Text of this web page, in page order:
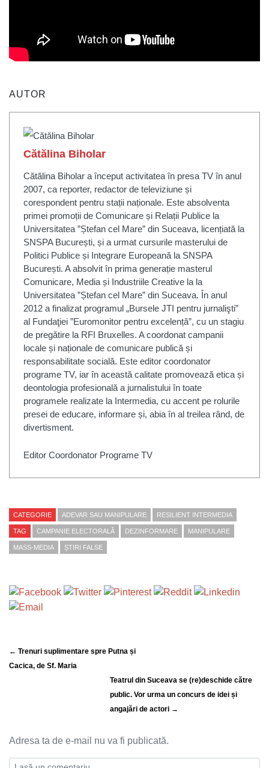
AUTOR
Cătălina Biholar
Cătălina Biholar a început activitatea în presa TV în anul
2007, ca reporter, redactor de televiziune și
corespondent pentru stații naționale. Este absolventa
primei promoții de Comunicare și Relații Publice la
Universitatea ”Ștefan cel Mare” din Suceava, licențiată la
SNSPA București, și a urmat cursurile masterului de
Politici Publice și Integrare Europeană la SNSPA
București. A absolvit în prima generație masterul
Comunicare, Media și Industriile Creative la la
Universitatea ”Ștefan cel Mare” din Suceava. În anul
2012 a finalizat programul „Bursele JTI pentru jurnalişti”
al Fundaţiei ”Euromonitor pentru excelență”, cu un stagiu
de pregătire la RFI Bruxelles. A coordonat campanii
locale și naționale de comunicare publică și
responsabilitate socială. Este editor coordonator
programe TV, iar în această calitate promovează etica și
deontologia profesională a jurnalistului în toate
programele realizate la Intermedia, cu accent pe rolurile
presei de educare, informare și, abia în al treilea rând, de
divertisment.
Editor Coordonator Programe TV
CATEGORIE ADEVAR SAU MANIPULARE RESILIENT INTERMEDIA
TAG CAMPANIE ELECTORALĂ DEZINFORMARE MANIPULARE
MASS-MEDIA ȘTIRI FALSE
← Trenuri suplimentare spre Putna și
Cacica, de Sf. Maria
Teatrul din Suceava se (re)deschide către
public. Vor urma un concurs de idei și
angajări de actori →
Adresa ta de e-mail nu va fi publicată.